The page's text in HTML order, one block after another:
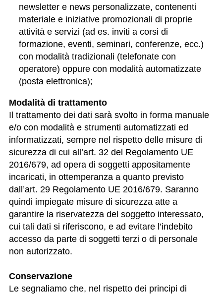
newsletter e news personalizzate, contenenti
materiale e iniziative promozionali di proprie
attività e servizi (ad es. inviti a corsi di
formazione, eventi, seminari, conferenze, ecc.)
con modalità tradizionali (telefonate con
operatore) oppure con modalità automatizzate
(posta elettronica);
Modalità di trattamento
Il trattamento dei dati sarà svolto in forma manuale
e/o con modalità e strumenti automatizzati ed
informatizzati, sempre nel rispetto delle misure di
sicurezza di cui all’art. 32 del Regolamento UE
2016/679, ad opera di soggetti appositamente
incaricati, in ottemperanza a quanto previsto
dall’art. 29 Regolamento UE 2016/679. Saranno
quindi impiegate misure di sicurezza atte a
garantire la riservatezza del soggetto interessato,
cui tali dati si riferiscono, e ad evitare l’indebito
accesso da parte di soggetti terzi o di personale
non autorizzato.
Conservazione
Le segnaliamo che, nel rispetto dei principi di